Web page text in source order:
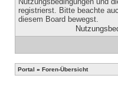
registrierst. Bitte beachte
diesem Board bewegst.
Portal » Foren-Übersicht